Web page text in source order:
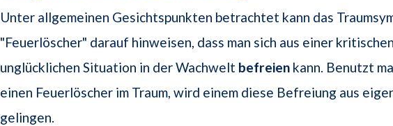
Unter allgemeinen Gesichtspunkten betrachtet kann das
"Feuerlöscher" darauf hinweisen, dass man sich aus einer
unglücklichen Situation in der Wachwelt befreien kann. Benutzt
einen Feuerlöscher im Traum, wird einem diese Befreiung aus
gelingen.